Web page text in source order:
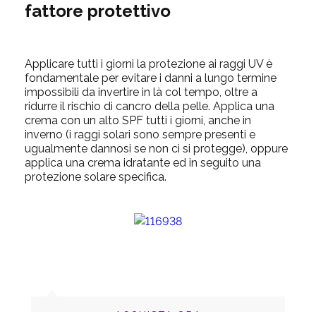
fattore protettivo
Applicare tutti i giorni la protezione ai raggi UV è
fondamentale per evitare i danni a lungo termine
impossibili da invertire in là col tempo, oltre a
ridurre il rischio di cancro della pelle. Applica una
crema con un alto SPF tutti i giorni, anche in
inverno (i raggi solari sono sempre presenti e
ugualmente dannosi se non ci si protegge), oppure
applica una crema idratante ed in seguito una
protezione solare specifica.